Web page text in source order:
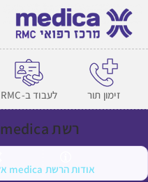
זימון תור לעבוד ב-RMC
רשת medica מרכזים רפואיים
אודות הרשת medica אלישע חיפה